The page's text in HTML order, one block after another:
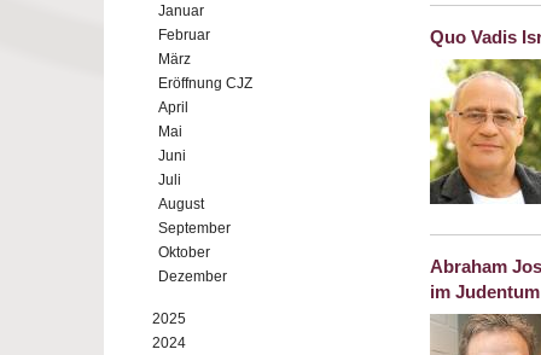
Januar
Februar
März
Eröffnung CJZ
April
Mai
Juni
Juli
August
September
Oktober
Dezember
2025
2024
Quo Vadis
Abraham
im